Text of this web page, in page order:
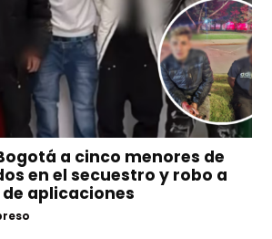
a cinco menores de
en el secuestro y robo a
aplicaciones